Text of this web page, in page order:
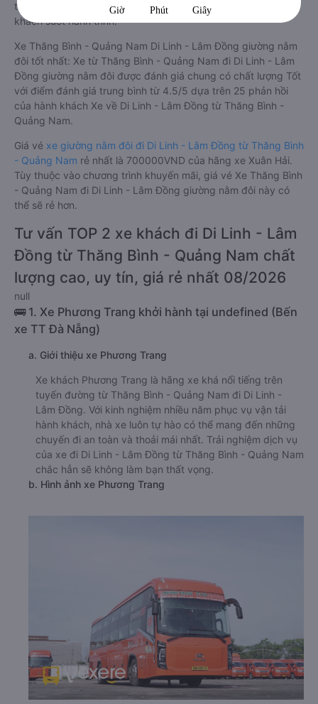
trí, wifi, và nước uống và chăn đắp miễn phí phục vụ hành
khách suốt hành trình.
Xe Thăng Bình - Quảng Nam Di Linh - Lâm Đồng giường nằm
đôi tốt nhất: Xe từ Thăng Bình - Quảng Nam đi Di Linh - Lâm
Đồng giường nằm đôi được đánh giá chung có chất lượng Tốt
với điểm đánh giá trung bình từ 4.5/5 dựa trên 25 phản hồi
của hành khách Xe về Di Linh - Lâm Đồng từ Thăng Bình -
Quảng Nam.
Giá vé xe giường nằm đôi đi Di Linh - Lâm Đồng từ Thăng Bình
- Quảng Nam rẻ nhất là 700000VND của hãng xe Xuân Hải.
Tùy thuộc vào chương trình khuyến mãi, giá vé Xe Thăng Bình
- Quảng Nam đi Di Linh - Lâm Đồng giường nằm đôi này có
thể sẽ rẻ hơn.
Tư vấn TOP 2 xe khách đi Di Linh - Lâm
Đồng từ Thăng Bình - Quảng Nam chất
lượng cao, uy tín, giá rẻ nhất 08/2026
null
🚌 1. Xe Phương Trang khởi hành tại undefined (Bến
xe TT Đà Nẵng)
a. Giới thiệu xe Phương Trang
Xe khách Phương Trang là hãng xe khá nổi tiếng trên
tuyến đường từ Thăng Bình - Quảng Nam đi Di Linh -
Lâm Đồng. Với kinh nghiệm nhiều năm phục vụ vận tải
hành khách, nhà xe luôn tự hào có thể mang đến những
chuyến đi an toàn và thoải mái nhất. Trải nghiệm dịch vụ
của xe đi Di Linh - Lâm Đồng từ Thăng Bình - Quảng Nam
chắc hẳn sẽ không làm bạn thất vọng.
b. Hình ảnh xe Phương Trang